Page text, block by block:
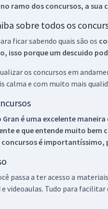
ramo dos concursos, a sua
sobre todos os
ficar sabendo quais são os
isso porque um descuido
os concursos em
calma e com muito mais
é uma excelente
e que entende muito
é importantíssimo,
passa a ter acesso a
videoaulas. Tudo para